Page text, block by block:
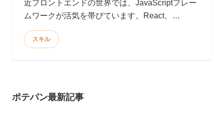
近フロントエンドの世界では、JavaScriptフレー
ムワークが活気を帯びています。React、
Angularがその代表格でしょうか。では、みなさ
んの現場や自己学習、ポートフォリオ作品の製作
うです。
スキル
ポテパン最新記事